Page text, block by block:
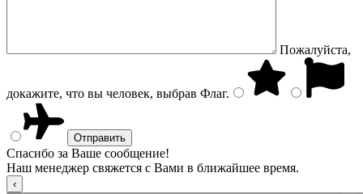
Пожалуйста,
докажите, что вы человек, выбрав Флаг.
Спасибо за Ваше сообщение!
Наш менеджер свяжется с Вами в ближайшее время.